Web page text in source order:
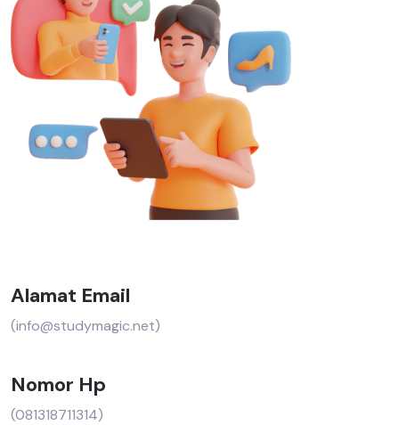
Alamat Email
(info@studymagic.net)
Nomor Hp
(081318711314)